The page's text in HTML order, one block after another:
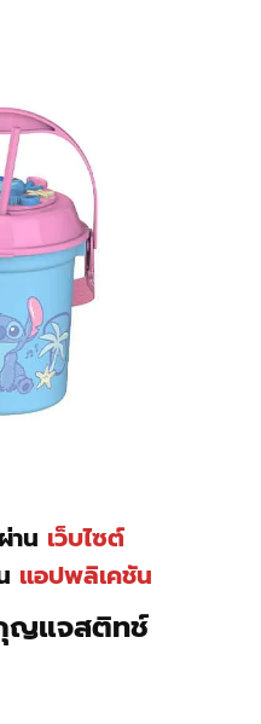
าน เว็บไซต์
แอปพลิเคชัน
ญแจสติทช์